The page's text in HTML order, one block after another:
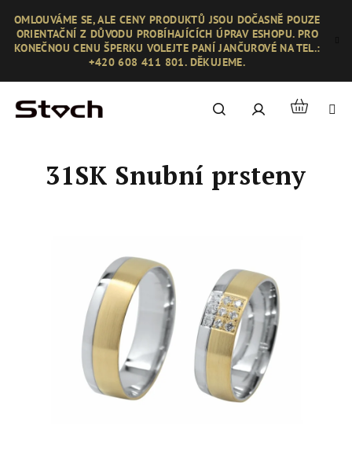
obsah
OMLOUVÁME SE, ALE CENY PRODUKTŮ JSOU DOČASNĚ POUZE
ORIENTAČNÍ Z DŮVODU PROBÍHAJÍCÍCH ÚPRAV ESHOPU. PRO
KONEČNOU CENU ŠPERKU VOLEJTE PANÍ JANČUROVÉ NA TEL.:
+420 608 411 801. DĚKUJEME.
Hledat PřihlášeníNákupní
31SK Snubní prsteny